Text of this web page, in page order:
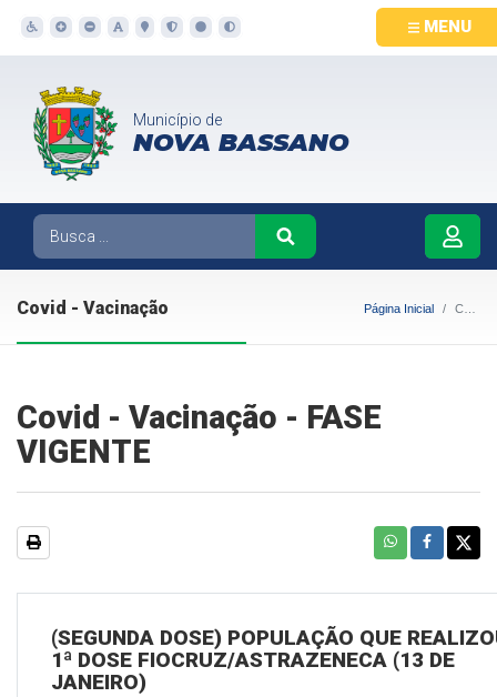
MENU
Município de
NOVA BASSANO
Covid - Vacinação Página Inicial Covid - Vacinação
Covid - Vacinação - FASE
VIGENTE
(SEGUNDA DOSE) POPULAÇÃO QUE
1ª DOSE FIOCRUZ/ASTRAZENECA (13 DE
JANEIRO)